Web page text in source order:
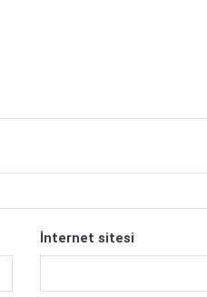
İnternet sitesi